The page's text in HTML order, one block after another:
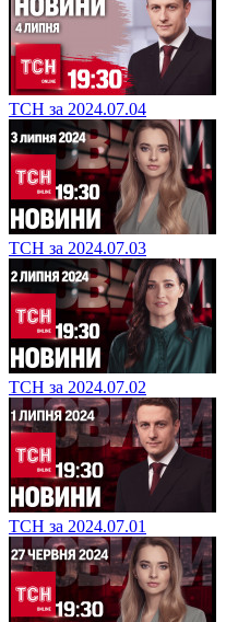
ТСН за 2024.07.04
ТСН за 2024.07.03
ТСН за 2024.07.02
ТСН за 2024.07.01